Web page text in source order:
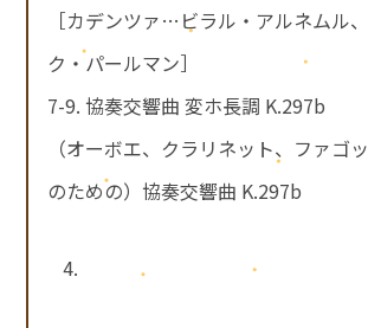
［カデンツァ…ビラル・アルネムル
ク・パールマン］
7-9. 協奏交響曲 変ホ長調 K.297b
（オーボエ、クラリネット、ファゴ
のための）協奏交響曲 K.297b